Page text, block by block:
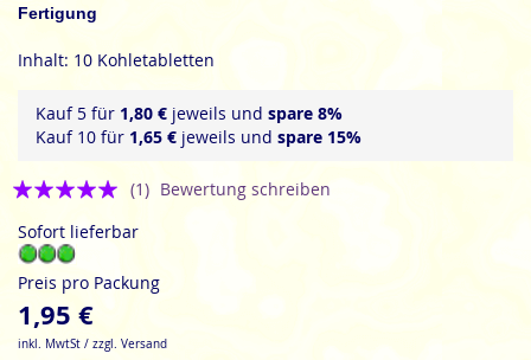
Fertigung
Inhalt: 10 Kohletabletten
Kauf 5 für 1,80 € jeweils und spare 8%
Kauf 10 für 1,65 € jeweils und spare 15%
Bewertung:
(1) Bewertung schreiben
Sofort lieferbar
Preis pro Packung
1,95 €
inkl. MwtSt / zzgl. Versand